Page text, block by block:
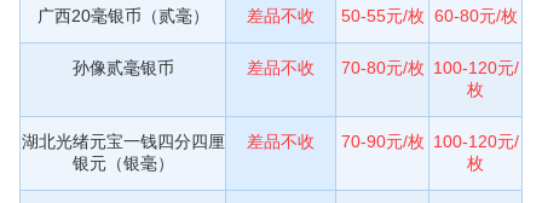
广西20毫银币（贰毫） 差品不收 50-55元/枚 60-80元/枚
孙像贰毫银币 差品不收 70-80元/枚 100-120元/
枚
湖北光绪元宝一钱四分四厘
银元（银毫）
差品不收 70-90元/枚 100-120元/
枚